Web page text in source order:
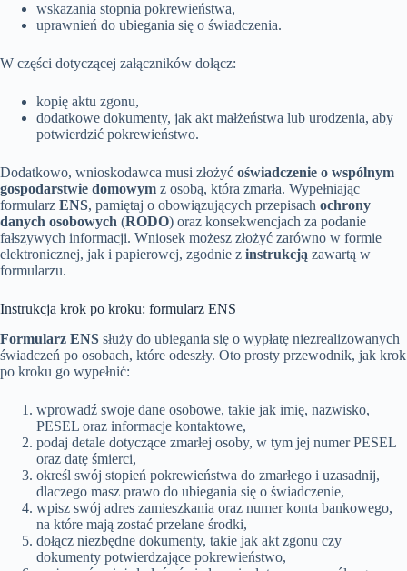
wskazania stopnia pokrewieństwa,
uprawnień do ubiegania się o świadczenia.
W części dotyczącej załączników dołącz:
kopię aktu zgonu,
dodatkowe dokumenty, jak akt małżeństwa lub urodzenia, aby
potwierdzić pokrewieństwo.
Dodatkowo, wnioskodawca musi złożyć oświadczenie o wspólnym
gospodarstwie domowym z osobą, która zmarła. Wypełniając
formularz ENS, pamiętaj o obowiązujących przepisach ochrony
danych osobowych (RODO) oraz konsekwencjach za podanie
fałszywych informacji. Wniosek możesz złożyć zarówno w formie
elektronicznej, jak i papierowej, zgodnie z instrukcją zawartą w
formularzu.
Instrukcja krok po kroku: formularz ENS
Formularz ENS służy do ubiegania się o wypłatę niezrealizowanych
świadczeń po osobach, które odeszły. Oto prosty przewodnik, jak krok
po kroku go wypełnić:
wprowadź swoje dane osobowe, takie jak imię, nazwisko,
PESEL oraz informacje kontaktowe,
podaj detale dotyczące zmarłej osoby, w tym jej numer PESEL
oraz datę śmierci,
określ swój stopień pokrewieństwa do zmarłego i uzasadnij,
dlaczego masz prawo do ubiegania się o świadczenie,
wpisz swój adres zamieszkania oraz numer konta bankowego,
na które mają zostać przelane środki,
dołącz niezbędne dokumenty, takie jak akt zgonu czy
dokumenty potwierdzające pokrewieństwo,